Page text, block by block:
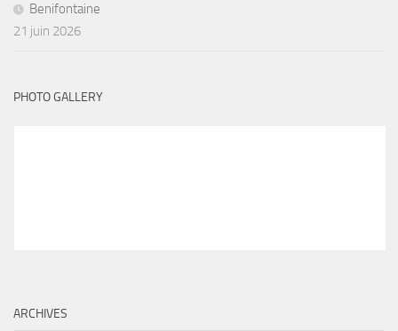
Benifontaine
21 juin 2026
PHOTO GALLERY
ARCHIVES